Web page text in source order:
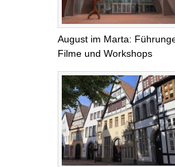
August im Marta:
Filme und Workshops